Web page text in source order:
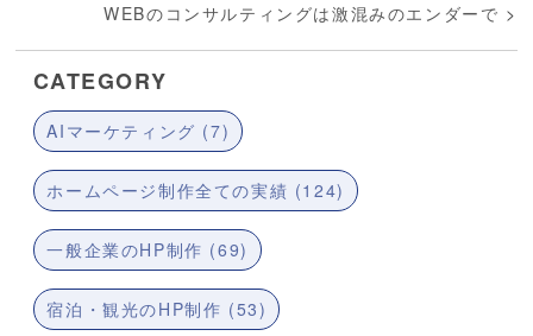
WEBのコンサルティングは激混みのエンダーで >
CATEGORY
AIマーケティング (7)
ホームページ制作全ての実績 (124)
一般企業のHP制作 (69)
宿泊・観光のHP制作 (53)